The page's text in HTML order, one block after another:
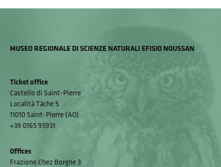
MUSEO REGIONALE DI SCIENZE NATURALI EFISIO NOUSSAN
Ticket office
Castello di Saint-Pierre
Località Tâche 5
11010 Saint-Pierre (AO)
+39 0165 95931
Offices
Frazione Chez Borgne 3